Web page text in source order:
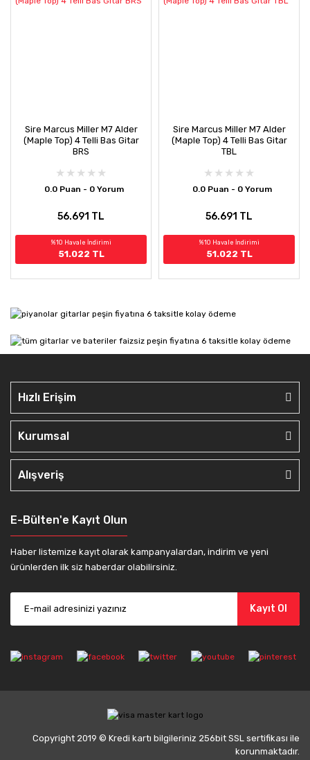
Sire Marcus Miller M7 Alder
(Maple Top) 4 Telli Bas Gitar
BRS
0.0 Puan - 0 Yorum
56.691 TL
%10 Havale İndirimi
51.022 TL
Sire Marcus Miller M7 Alder
(Maple Top) 4 Telli Bas Gitar
TBL
0.0 Puan - 0 Yorum
56.691 TL
%10 Havale İndirimi
51.022 TL
Hızlı Erişim
Kurumsal
Alışveriş
E-Bülten'e Kayıt Olun
Haber listemize kayıt olarak kampanyalardan, indirim ve yeni
ürünlerden ilk siz haberdar olabilirsiniz.
Kayıt Ol
Copyright 2019 © Kredi kartı bilgileriniz 256bit SSL sertifikası ile
korunmaktadır.